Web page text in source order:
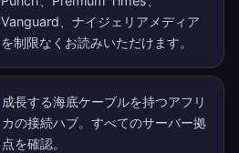
Vanguard、ナイジェリアメディア
を制限なくお読みいただけます。
成長する海底ケーブルを持つアフリ
カの接続ハブ。すべてのサーバー拠
点を確認。